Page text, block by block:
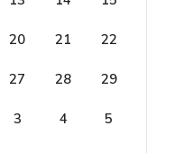
20 21 22
27 28 29
3 4 5